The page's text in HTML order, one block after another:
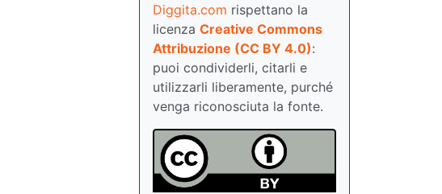
Diggita.com rispettano la
licenza Creative Commons
Attribuzione (CC BY 4.0):
puoi condividerli, citarli e
utilizzarli liberamente, purché
venga riconosciuta la fonte.